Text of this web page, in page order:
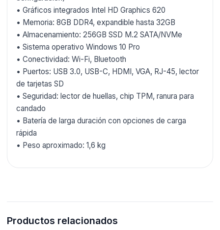
• Gráficos integrados Intel HD Graphics 620
• Memoria: 8GB DDR4, expandible hasta 32GB
• Almacenamiento: 256GB SSD M.2 SATA/NVMe
• Sistema operativo Windows 10 Pro
• Conectividad: Wi-Fi, Bluetooth
• Puertos: USB 3.0, USB-C, HDMI, VGA, RJ-45, lector
de tarjetas SD
• Seguridad: lector de huellas, chip TPM, ranura para
candado
• Batería de larga duración con opciones de carga
rápida
• Peso aproximado: 1,6 kg
Productos relacionados